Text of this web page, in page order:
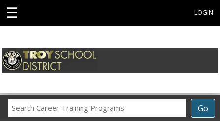
☰ LOGIN
Go
Career